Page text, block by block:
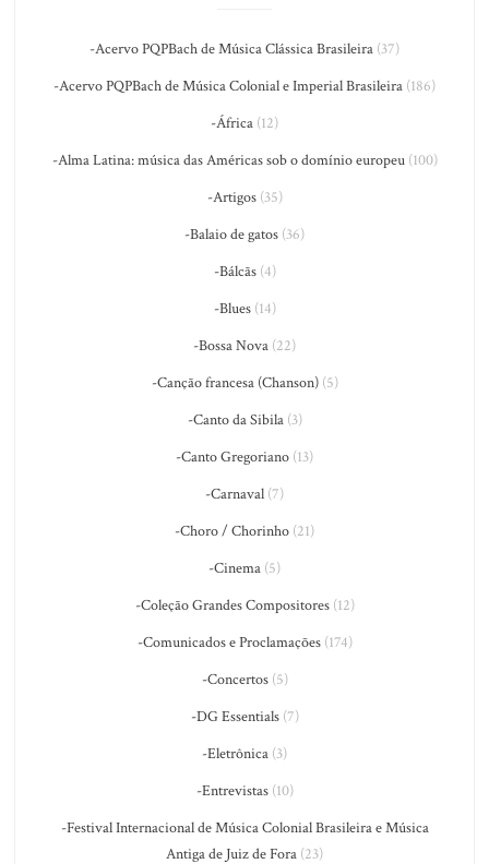
-Acervo PQPBach de Música Clássica Brasileira (37)
-Acervo PQPBach de Música Colonial e Imperial Brasileira (186)
-África (12)
-Alma Latina: música das Américas sob o domínio europeu(100)
-Artigos(35)
-Balaio de gatos (36)
-Bálcãs(4)
-Blues(14)
-Bossa Nova (22)
-Canção francesa (Chanson)(5)
-Canto da Sibila(3)
-Canto Gregoriano (13)
-Carnaval (7)
-Choro / Chorinho (21)
-Cinema (5)
-Coleção Grandes Compositores(12)
-Comunicados e Proclamações(174)
-Concertos(5)
-DG Essentials(7)
-Eletrônica (3)
-Entrevistas(10)
-Festival Internacional de Música Colonial Brasileira e Música
Antiga de Juiz de Fora (23)